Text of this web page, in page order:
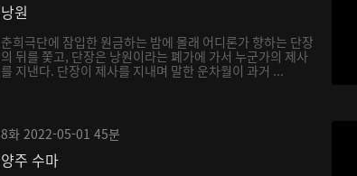
낭원
춘희극단에 잠입한 원금하는 밤에 몰래 어디론가 향하는 단장
의 뒤를 쫓고, 단장은 낭원이라는 폐가에 가서 누군가의 제사
를 지낸다. 단장이 제사를 지내며 말한 운차월이 과거 ...
8화 2022-05-01 45분
양주 수마